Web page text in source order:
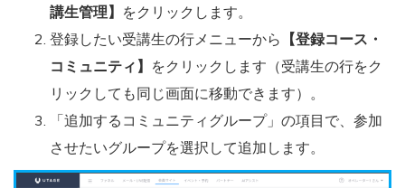
講生管理】 をクリックします。
登録したい受講生の行メニューから 【登録コース・
コミュニティ】 をクリックします（受講生の行をク
リックしても同じ画面に移動できます）。
「追加するコミュニティグループ」の項目で、参加
させたいグループを選択して追加します。